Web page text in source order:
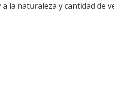
la naturaleza y cantidad de